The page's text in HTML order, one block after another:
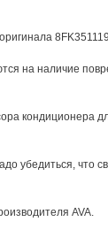
на наличие
кондиционера
убедиться, что
AVA.